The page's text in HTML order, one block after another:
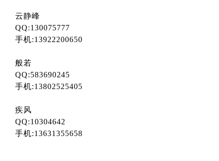
云静峰
QQ:130075777
手机:13922200650
般若
QQ:583690245
手机:13802525405
疾风
QQ:10304642
手机:13631355658